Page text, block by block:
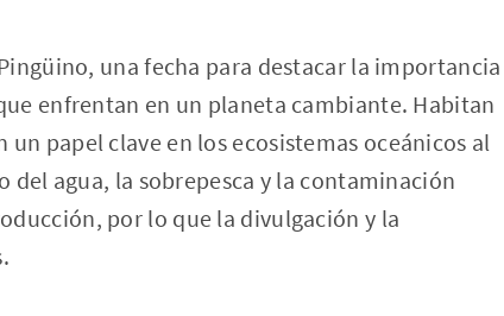
una fecha para destacar la importancia
enfrentan en un planeta cambiante. Habitan
papel clave en los ecosistemas oceánicos al
agua, la sobrepesca y la contaminación
por lo que la divulgación y la